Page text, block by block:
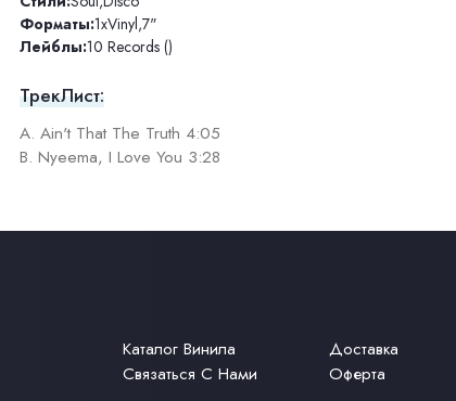
Форматы:1xVinyl,7"
Лейблы:10 Records ()
ТрекЛист:
A. Ain't That The Truth 4:05
B. Nyeema, I Love You 3:28
Каталог Винила
Связаться С Нами
Доставка
Оферта